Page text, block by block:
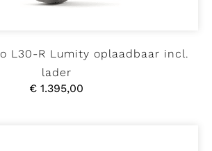
L30-R Lumity oplaadbaar incl.
lader
€ 1.395,00